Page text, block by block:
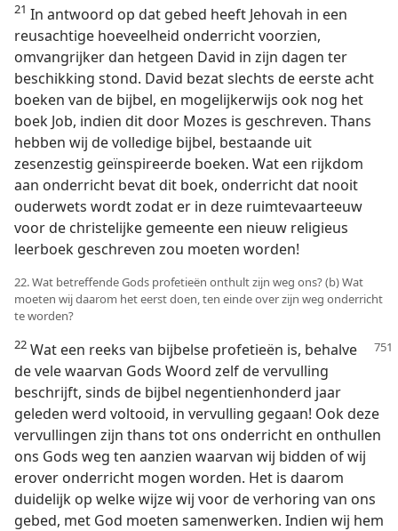
21 In antwoord op dat gebed heeft Jehovah in een
reusachtige hoeveelheid onderricht voorzien,
omvangrijker dan hetgeen David in zijn dagen ter
beschikking stond. David bezat slechts de eerste acht
boeken van de bijbel, en mogelijkerwijs ook nog het
boek Job, indien dit door Mozes is geschreven. Thans
hebben wij de volledige bijbel, bestaande uit
zesenzestig geïnspireerde boeken. Wat een rijkdom
aan onderricht bevat dit boek, onderricht dat nooit
ouderwets wordt zodat er in deze ruimtevaarteeuw
voor de christelijke gemeente een nieuw religieus
leerboek geschreven zou moeten worden!
22. Wat betreffende Gods profetieën onthult zijn weg ons? (b) Wat
moeten wij daarom het eerst doen, ten einde over zijn weg onderricht
te worden?
22 Wat een reeks van bijbelse profetieën is, behalve
de vele waarvan Gods Woord zelf de vervulling
beschrijft, sinds de bijbel negentienhonderd jaar
geleden werd voltooid, in vervulling gegaan! Ook deze
vervullingen zijn thans tot ons onderricht en onthullen
ons Gods weg ten aanzien waarvan wij bidden of wij
erover onderricht mogen worden. Het is daarom
duidelijk op welke wijze wij voor de verhoring van ons
gebed, met God moeten samenwerken. Indien wij hem